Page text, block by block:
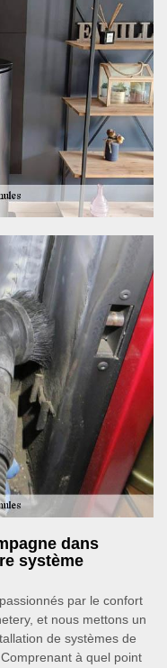
dans
système
par le confort
et nous mettons un
de systèmes de
à quel point